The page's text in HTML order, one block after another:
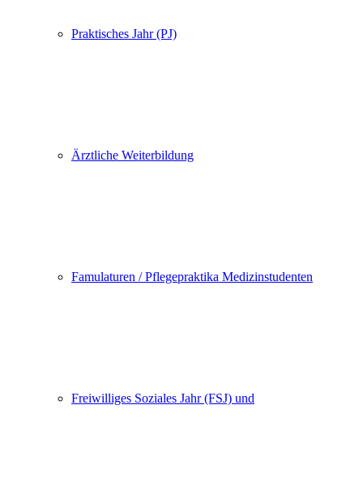
Praktisches Jahr (PJ)
Ärztliche Weiterbildung
Famulaturen / Pflegepraktika Medizinstudenten
Freiwilliges Soziales Jahr (FSJ) und